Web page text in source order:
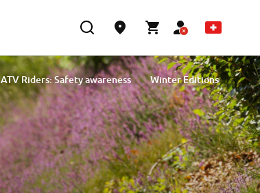
ATV Riders: Safety awareness Winter Editions